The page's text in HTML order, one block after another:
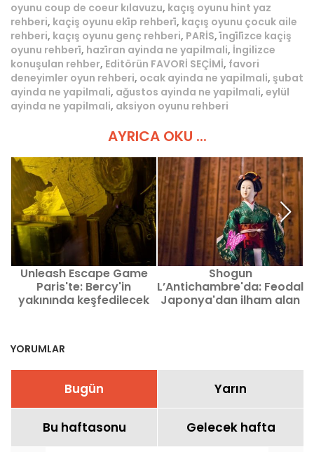
oyunu coup de coeur kılavuzu, kaçış oyunu hint yaz
rehberi, kaçiş oyunu eki̇p rehberi̇, kaçış oyunu çocuk aile
rehberi, kaçış oyunu genç rehberi, PARİS,i̇ngi̇li̇zce kaçiş
oyunu rehberi̇, hazi̇ran ayinda ne yapilmali, İngilizce
konuşulan rehber, Editörün FAVORİ SEÇİMİ, favori
deneyimler oyun rehberi, ocak ayinda ne yapilmali, şubat
ayinda ne yapilmali, ağustos ayinda ne yapilmali, eylül
ayinda ne yapilmali, aksiyon oyunu rehberi
AYRICA OKU ...
Unleash Escape Game
Paris'te: Bercy'in
yakınında keşfedilecek
Shogun
L’Antichambre'da: Feodal
Japonya'dan ilham alan
YORUMLAR
Bugün Yarın
Bu haftasonu Gelecek hafta